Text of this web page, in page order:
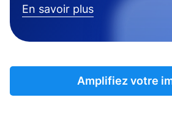
En savoir plus
Amplifiez votre